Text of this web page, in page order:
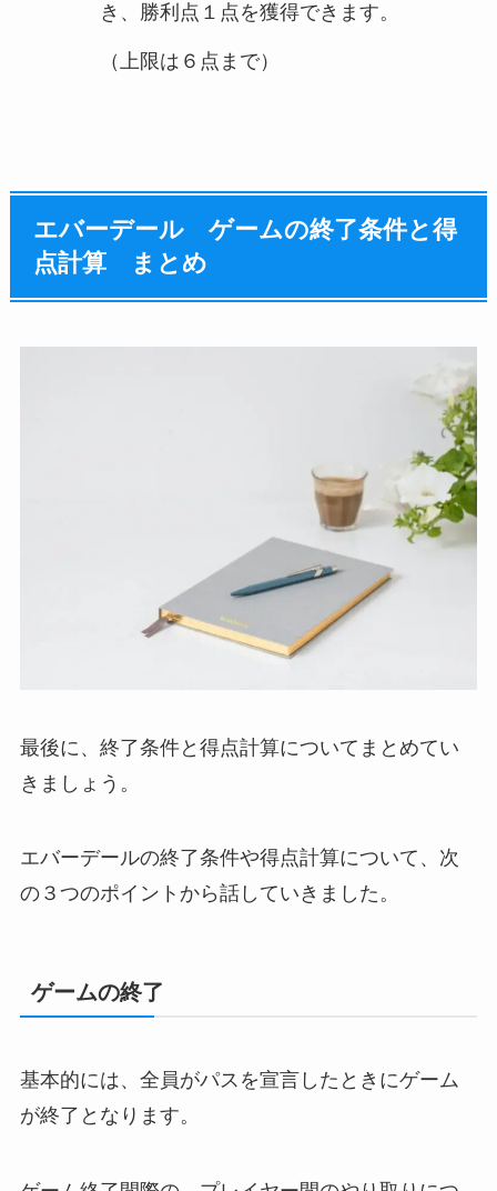
き、勝利点１点を獲得できます。
（上限は６点まで）
エバーデール ゲームの終了条件と得
点計算 まとめ
最後に、終了条件と得点計算についてまとめてい
きましょう。
エバーデールの終了条件や得点計算について、次
の３つのポイントから話していきました。
ゲームの終了
基本的には、全員がパスを宣言したときにゲーム
が終了となります。